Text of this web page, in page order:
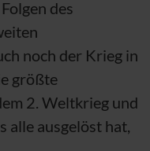
des
noch der Krieg in
größte
2. Weltkrieg und
alle ausgelöst hat,